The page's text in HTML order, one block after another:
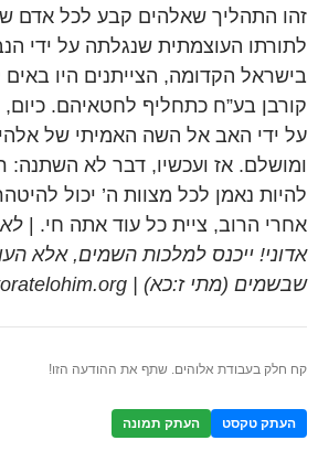
זהו התהליך שאלהים קבע לכל אדם
לתורתו העוצמתית שנגלתה על ידי
בישראל הקדומה, הצייתנים היו
קורבן בע”ח כתחליף לחטאיהם. כיום,
על ידי האב אל השה האמיתי של
ומושלם. אז ועכשיו, דבר לא
להיות נאמן לכל מצוות ה’ יכול
אחרי הרוב, ציית כל עוד אתה חי. |
אדוני! ייכנס למלכות השמים, אלא
שבשמים (מתי ז:כא) | toratelohim.org
קח חלק בעבודת אלוהים. שתף את ההודעה הזו!
העתק טקסט העתק תמונה